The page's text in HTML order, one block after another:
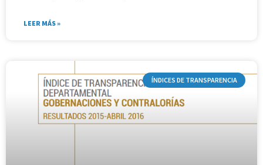
LEER MÁS »
ÍNDICES DE TRANSPARENCIA